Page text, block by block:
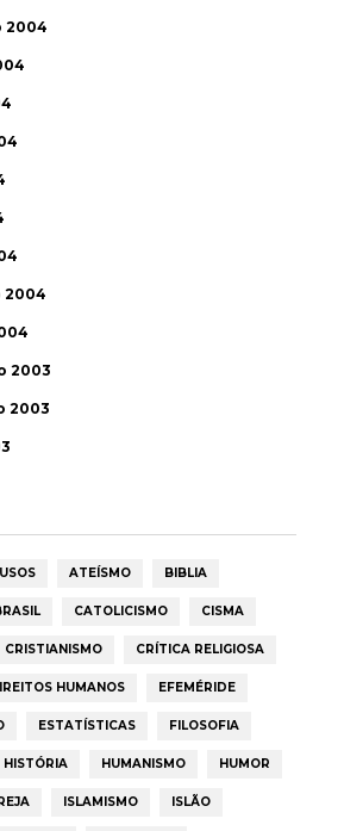
2004
2004
2003
2003
ATEÍSMO BIBLIA
CATOLICISMO CISMA
CRISTIANISMO CRÍTICA RELIGIOSA
HUMANOS EFEMÉRIDE
ESTATÍSTICAS FILOSOFIA
HISTÓRIA HUMANISMO HUMOR
ISLAMISMO ISLÃO